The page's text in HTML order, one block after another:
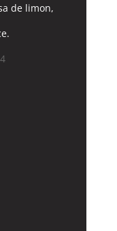
de limon,